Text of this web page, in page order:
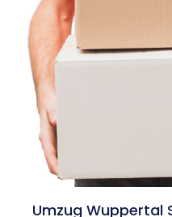
Umzug Wuppertal